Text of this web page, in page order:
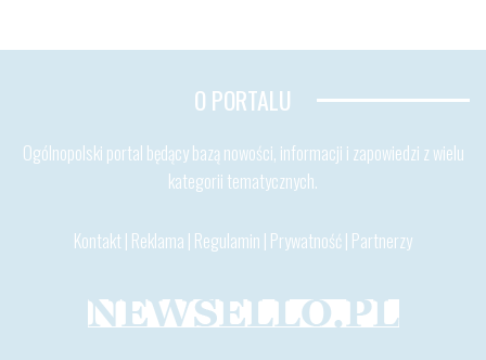
O PORTALU
Ogólnopolski portal będący bazą nowości, informacji i zapowiedzi z wielu
kategorii tematycznych.
Kontakt | Reklama | Regulamin | Prywatność| Partnerzy